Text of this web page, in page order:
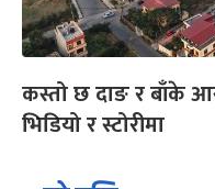
कस्तो छ दाङ र बाँके
भिडियो र स्टोरीमा